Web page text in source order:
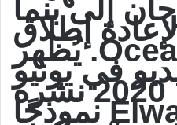
إلى بنما
إطلاق
Ocean Builders. يُظهر
في يونيو
2020 نشره
Elwartowski نموذجًا